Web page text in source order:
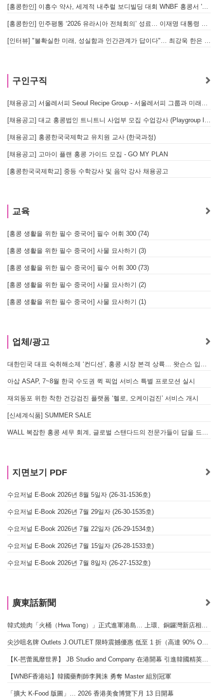
[홍콩한인] 이흥수 약사, 세계적 내추럴 보디빌딩 대회 WNBF 홍콩서 '마스터 부문 1위' 기염
[홍콩한인] 민주평통 ‘2026 유라시아 전체회의’ 성료… 이재명 대통령 참석으로 의미 더해
[인터뷰] "불확실한 미래, 성실함과 인간관계가 답이다"… 최강욱 한은 부소장이 청소년들에게 전하는 응원
구인구직
[채용공고] 서울레서피 Seoul Recipe Group - 서울레서피 그룹과 미래를 함께할 유능한 인재를 모십니다
[채용공고] 대교 홍콩법인 트니트니 사업부 모집 수업강사 (Playgroup Instructor)
[채용공고] 홍콩한국국제학교 유치원 교사 (한국과정)
[채용공고] 고마이 플랜 홍콩 가이드 모집 - GO MY PLAN
[홍콩한국국제학교] 중등 수학강사 및 음악 강사 채용공고
교육
[홍콩 생활을 위한 필수 중국어] 필수 어휘 300 (74)
[홍콩 생활을 위한 필수 중국어] 사물 묘사하기 (3)
[홍콩 생활을 위한 필수 중국어] 필수 어휘 300 (73)
[홍콩 생활을 위한 필수 중국어] 사물 묘사하기 (2)
[홍콩 생활을 위한 필수 중국어] 사물 묘사하기 (1)
업체/광고
대한민국 대표 숙취해소제 ‘컨디션’, 홍콩 시장 본격 상륙… 왓슨스 입점 기념 할인 행사 진행
아삽 ASAP, 7~8월 한국 수도권 퀵 픽업 서비스 특별 프로모션 실시
재외동포 위한 착한 건강검진 플랫폼 ‘헬로, 오케이검진’ 서비스 개시
[신세계식품] SUMMER SALE
WALL 복잡한 홍콩 세무 회계, 글로벌 스탠다드의 전문가들이 답을 드립니다! - 법인설립, 회계, 감사
지면보기 PDF
수요저널 E-Book 2026년 8월 5일자 (26-31-1536호)
수요저널 E-Book 2026년 7월 29일자 (26-30-1535호)
수요저널 E-Book 2026년 7월 22일자 (26-29-1534호)
수요저널 E-Book 2026년 7월 15일자 (26-28-1533호)
수요저널 E-Book 2026년 7월 8일자 (26-27-1532호)
廣東話新聞
韓式燒肉「火桶（Hwa Tong）」正式進軍港島… 上環、銅鑼灣新店相繼開幕
尖沙咀名牌 Outlets J.OUTLET 限時震撼優惠 低至 1 折（高達 90% OFF）
【K-芭蕾風靡世界】 JB Studio and Company 在港開幕 引進韓國精英芭蕾教育系統
【WNBF香港站】韓國藥劑師李興洙 勇奪 Master 組別冠軍
「擴大 K-Food 版圖」… 2026 香港美食博覽下月 13 日開幕